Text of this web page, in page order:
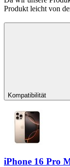
Produkt leicht von
Kompatibilität
iPhone 16 Pro